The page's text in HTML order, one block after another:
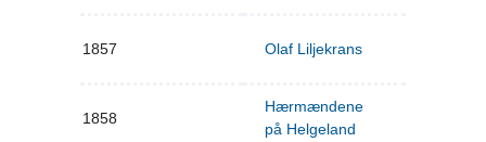
1857 Olaf Liljekrans
1858
Hærmændene
på Helgeland